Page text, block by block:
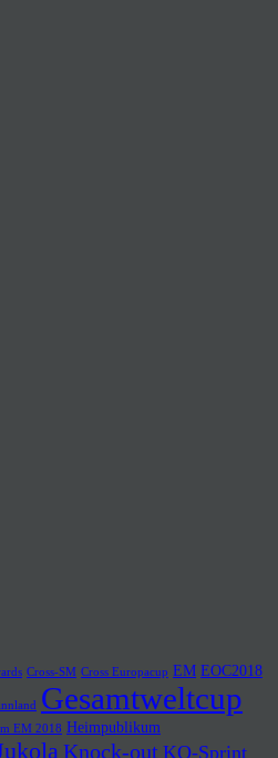
Cross-SM Cross Europacup EM EOC2018
Gesamtweltcup
EM 2018 Heimpublikum
Knock-out KO-Sprint